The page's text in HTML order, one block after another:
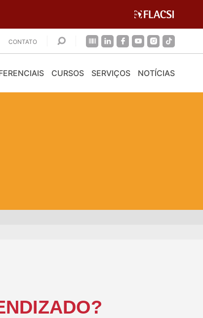
CONTATO
CURSOS SERVIÇOS NOTÍCIAS